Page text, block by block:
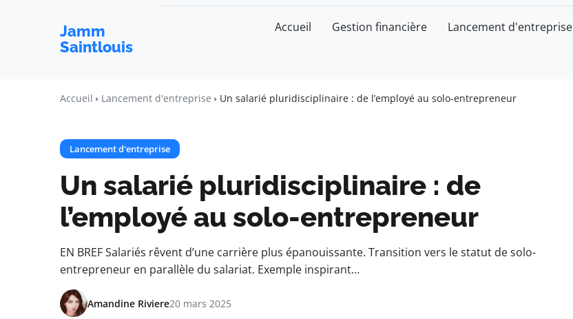
Jamm
Saintlouis
Accueil Gestion financière Lancement d'entreprise
Accueil Lancement d'entreprise Un salarié pluridisciplinaire : de l’employé au solo-entrepreneur
Lancement d'entreprise
Un salarié pluridisciplinaire : de
l’employé au solo-entrepreneur
EN BREF Salariés rêvent d’une carrière plus épanouissante. Transition vers le statut de solo-
entrepreneur en parallèle du salariat. Exemple inspirant…
Amandine Riviere20 mars 2025